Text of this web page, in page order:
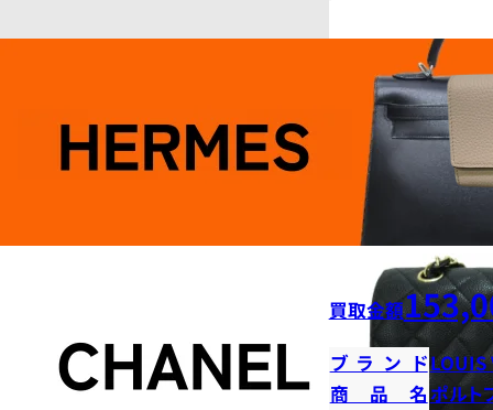
買取金額
ブランドLOUIS
商品名ポルト